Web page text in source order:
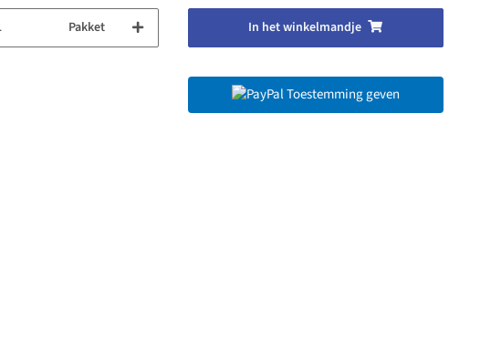
Pakket In het winkelmandje
Toestemming geven